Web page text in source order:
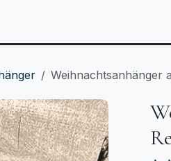
Weihnachtsanhänger